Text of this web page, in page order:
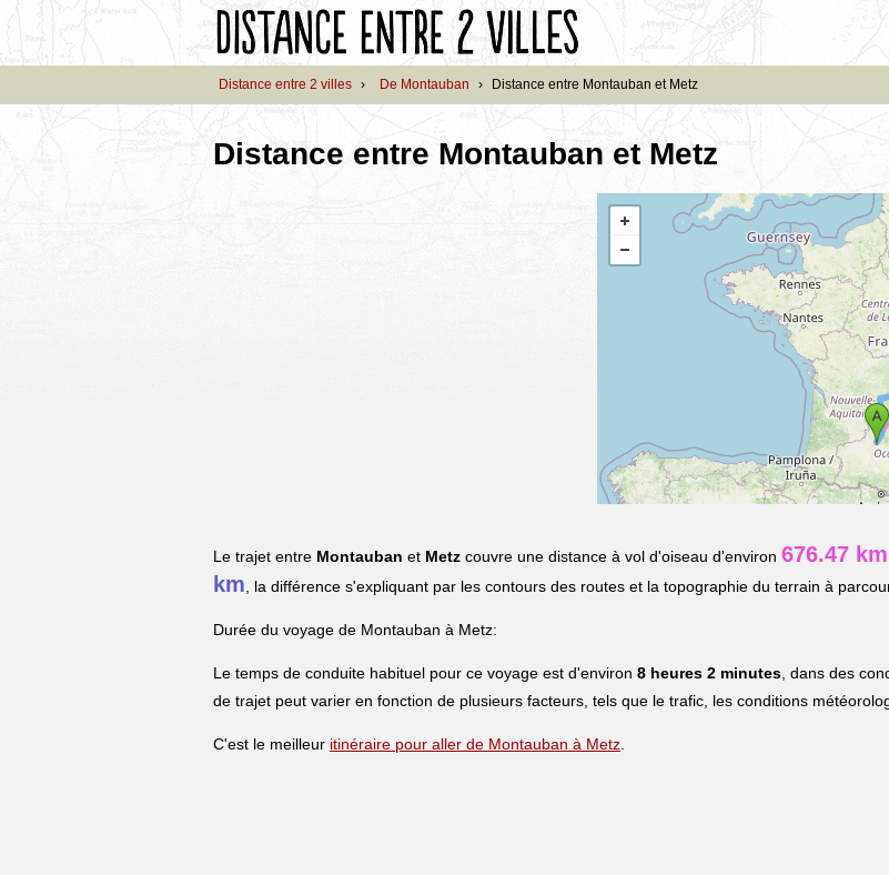
Distance entre 2 villes › De Montauban › Distance entre Montauban et Metz
Distance entre Montauban et Metz
Le trajet entre Montauban et Metz couvre une distance à vol d'oiseau d'environ 676.47 km
km , la différence s'expliquant par les contours des routes et la topographie du terrain à
Durée du voyage de Montauban à Metz:
Le temps de conduite habituel pour ce voyage est d'environ 8 heures 2 minutes , dans des
de trajet peut varier en fonction de plusieurs facteurs, tels que le trafic, les conditions
C'est le meilleur itinéraire pour aller de Montauban à Metz